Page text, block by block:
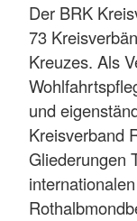
Der BRK
73
Kreuzes. Als
und
Kreisverband
Gliederungen